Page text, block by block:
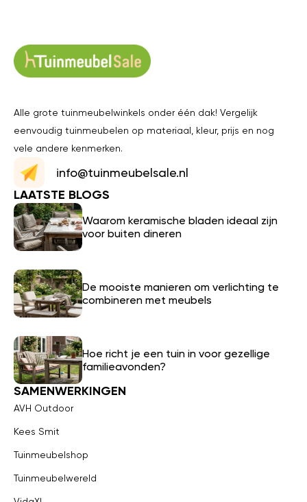
Alle grote tuinmeubelwinkels onder één dak! Vergelijk
eenvoudig tuinmeubelen op materiaal, kleur, prijs en nog
vele andere kenmerken.
info@tuinmeubelsale.nl
LAATSTE BLOGS
Waarom keramische bladen ideaal zijn
voor buiten dineren
De mooiste manieren om verlichting te
combineren met meubels
Hoe richt je een tuin in voor gezellige
familieavonden?
SAMENWERKINGEN
AVH Outdoor
Kees Smit
Tuinmeubelshop
Tuinmeubelwereld